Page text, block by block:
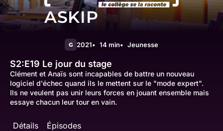
ASKIP
G 2021 14 min Jeunesse
S2:E19 Le jour du stage
Clément et Anaïs sont incapables de battre un nouveau
logiciel d'échec quand ils le mettent sur le "mode expert".
Ils ne veulent pas unir leurs forces en jouant ensemble mais
essaye chacun leur tour en vain.
Détails Épisodes